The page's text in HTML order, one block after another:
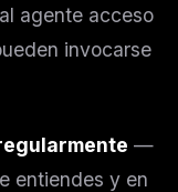
agente acceso
invocarse
—
entiendes y en